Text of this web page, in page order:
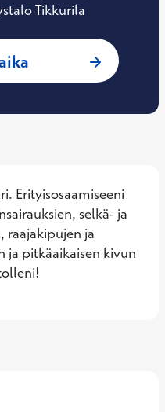
Tikkurila
: Antti Mannoja,
Erityisosaamiseeni
selkä- ja
raajakipujen ja
ja pitkäaikaisen kivun